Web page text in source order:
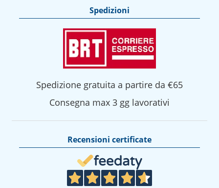
Spedizioni
Spedizione gratuita a partire da €65
Consegna max 3 gg lavorativi
Recensioni certificate